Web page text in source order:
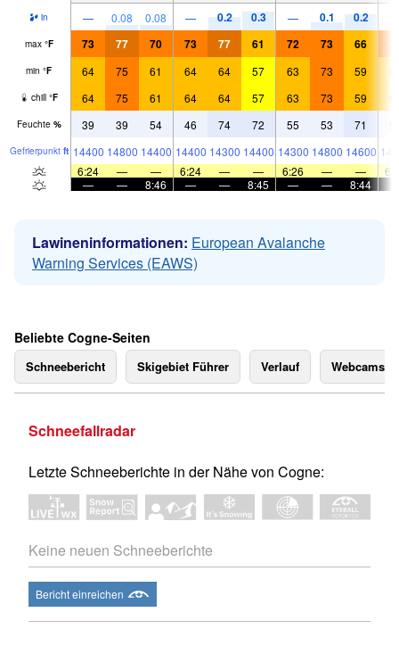
in — 0.08 0.08 — 0.2 0.3 — 0.1 0.2
max °F 73 77 70 73 77 61 72 73 66
min °F 64 75 61 64 64 57 63 73 59
chill °F 64 75 61 64 64 57 63 73 59
Feuchte % 39 39 54 46 74 72 55 53 71
Gefrier­punkt ft 14400 14800 14400 14400 14300 14400 14300 14800 14600
6:24
— — 6:24 — — 6:26 — —
—
— 8:46 — — 8:45 — — 8:44
Lawineninformationen: European Avalanche
Warning Services (EAWS)
Beliebte Cogne-Seiten
Schneebericht Skigebiet Führer Verlauf Webcams
Schneefallradar
Letzte Schneeberichte in der Nähe von Cogne:
Keine neuen Schneeberichte
Bericht einreichen